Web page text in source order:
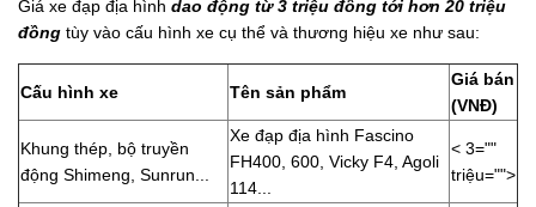
Giá xe đạp địa hình dao động từ 3 triệu đồng tới hơn 20 triệu
đồng tùy vào cấu hình xe cụ thể và thương hiệu xe như sau:
Cấu hình xe Tên sản phẩm
Giá bán
(VNĐ)
Khung thép, bộ truyền
động Shimeng, Sunrun...
Xe đạp địa hình Fascino
FH400, 600, Vicky F4, Agoli
114...
< 3=""
triệu="">